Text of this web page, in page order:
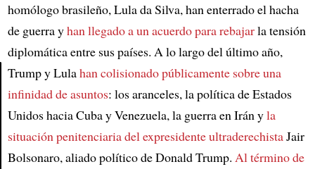
homólogo brasileño, Lula da Silva, han enterrado el hacha
de guerra yhan llegado a un acuerdo para rebajarla tensión
diplomática entre sus países. A lo largo del último año,
Trump y Lulahan colisionado públicamente sobre una
infinidad de asuntos: los aranceles, la política de Estados
Unidos hacia Cuba y Venezuela, la guerra en Irán yla
situación penitenciaria del expresidente ultraderechistaJair
Bolsonaro, aliado político de Donald Trump. Al término de